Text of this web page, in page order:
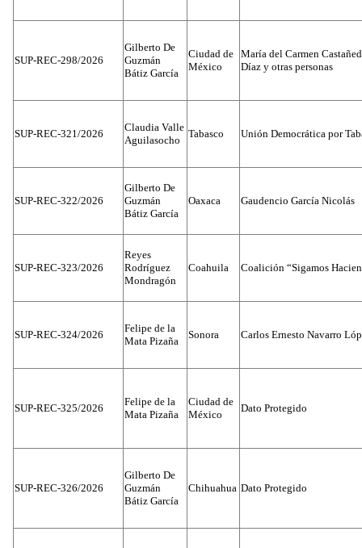
SUP-REC-298/2026
Gilberto De
Guzmán
Bátiz García
Ciudad de
México
María del Carmen
Díaz y otras personas
SUP-REC-321/2026
Claudia Valle
Aguilasocho
Tabasco Unión Democrática por
SUP-REC-322/2026
Gilberto De
Guzmán
Bátiz García
Oaxaca Gaudencio García Nicolás
SUP-REC-323/2026
Reyes
Rodríguez
Mondragón
Coahuila Coalición “Sigamos
SUP-REC-324/2026
Felipe de la
Mata Pizaña
Sonora Carlos Ernesto Navarro
SUP-REC-325/2026
Felipe de la
Mata Pizaña
Ciudad de
México
Dato Protegido
SUP-REC-326/2026
Gilberto De
Guzmán
Bátiz García
Chihuahua Dato Protegido